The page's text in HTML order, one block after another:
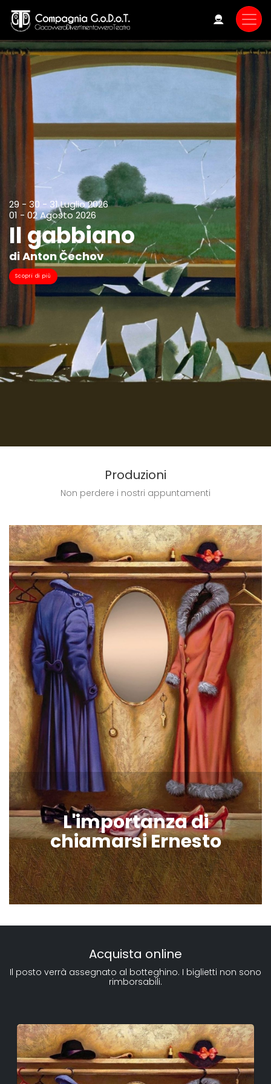
main
content
29 - 30 - 31 Luglio 2026
01 - 02 Agosto 2026
Il gabbiano
di Anton Čechov
Scopri di più
Produzioni
Non perdere i nostri appuntamenti
L'importanza di
chiamarsi Ernesto
Acquista online
Il posto verrà assegnato al botteghino. I biglietti non sono
rimborsabili.